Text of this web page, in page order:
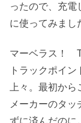
ったので、充電
に使ってみまし
マーベラス！
トラックポイ
上々。最初か
メーカーのタ
ずに済んだのに。